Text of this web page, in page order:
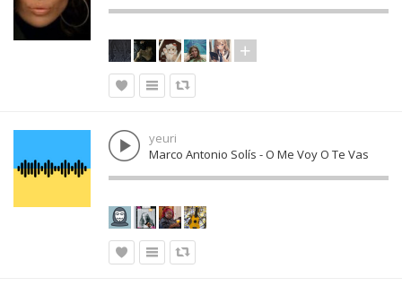
yeuri
Marco Antonio Solís - O Me Voy O Te Vas